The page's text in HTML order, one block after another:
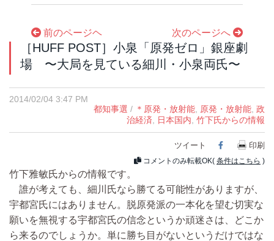
前のページヘ 次のページへ
［HUFF POST］小泉「原発ゼロ」銀座劇
場 〜大局を見ている細川・小泉両氏〜
2014/02/04 3:47 PM
都知事選 / ＊原発・放射能 原発・放射能 政
治経済
日本国内 竹下氏からの情報
ツイート Facebook
印刷
コメントのみ転載OK( 条件はこちら )
竹下雅敏氏からの情報です。
誰が考えても、細川氏なら勝てる可能性がありますが、
宇都宮氏にはありません。脱原発派の一本化を望む切実な
願いを無視する宇都宮氏の信念というか頑迷さは、どこか
ら来るのでしょうか。単に勝ち目がないというだけではな